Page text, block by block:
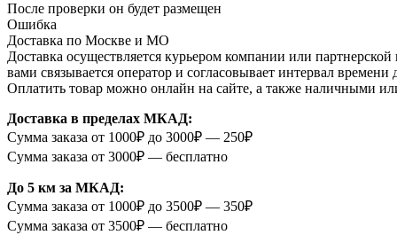
После проверки он будет размещен
Ошибка
Доставка по Москве и МО
Доставка осуществляется курьером компании или
вами связывается оператор и согласовывает интервал времени
Оплатить товар можно онлайн на сайте, а также наличными
Доставка в пределах МКАД:
Сумма заказа от 1000₽ до 3000₽ — 250₽
Сумма заказа от 3000₽ — бесплатно
До 5 км за МКАД:
Сумма заказа от 1000₽ до 3500₽ — 350₽
Сумма заказа от 3500₽ — бесплатно